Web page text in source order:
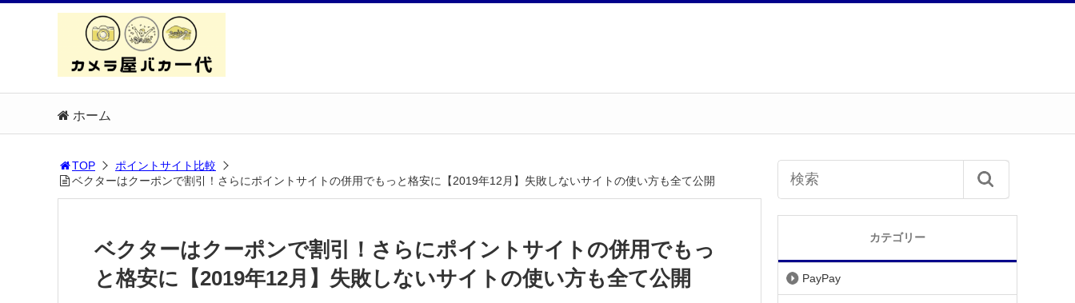
ホーム
TOP
ポイントサイト比較
ベクターはクーポンで割引！さらにポイントサイトの併用でもっと格安に【2019年12月】失敗しないサイトの使い方も全て公開
ベクターはクーポンで割引！さらにポイントサイトの併用でもっ
と格安に【2019年12月】失敗しないサイトの使い方も全て公開
カテゴリー
PayPay